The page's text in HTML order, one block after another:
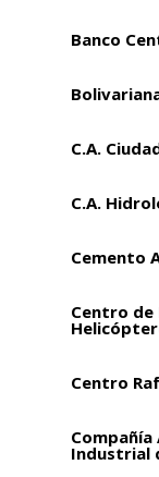
Banco
C.A.
C.A.
Cemento
Centro de
Centro
Industrial